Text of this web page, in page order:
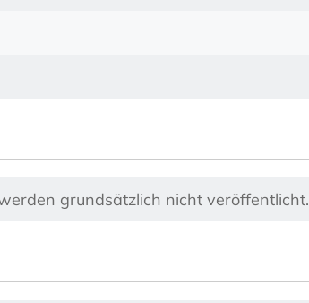
grundsätzlich nicht veröffentlicht.